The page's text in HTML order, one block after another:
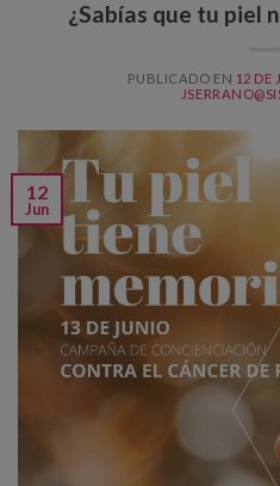
¿Sabías que tu piel
PUBLICADO EN 12 DE
12
Jun